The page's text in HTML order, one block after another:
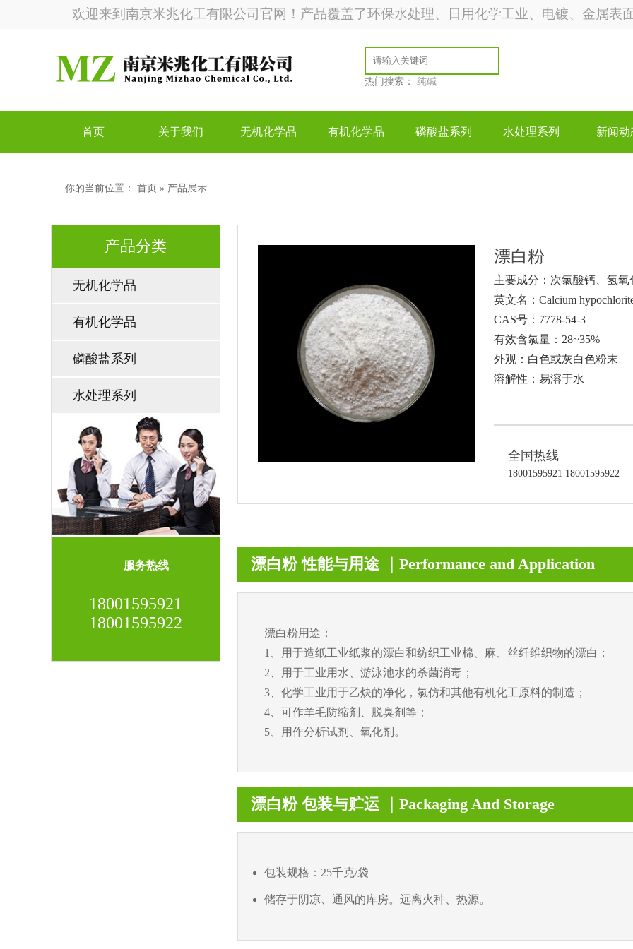
欢迎来到南京米兆化工有限公司官网！产品覆盖了环保水处理、日用化学工业、电镀、金属表
热门搜索： 纯碱
首页 关于我们 无机化学品 有机化学品 磷酸盐系列 水处理系列 新闻动
你的当前位置： 首页 » 产品展示
产品分类
无机化学品
有机化学品
磷酸盐系列
水处理系列
服务热线
18001595921
18001595922
漂白粉
主要成分：次氯酸钙、氢氧
英文名：Calcium
CAS号：7778-54-3
有效含氯量：28~35%
外观：白色或灰白色粉末
溶解性：易溶于水
全国热线
18001595921 18001595922
漂白粉 性能与用途 ｜Performance and Application
漂白粉用途：
1、用于造纸工业纸浆的漂白和纺织工业棉、麻、丝纤维织物的漂白；
2、用于工业用水、游泳池水的杀菌消毒；
3、化学工业用于乙炔的净化，氯仿和其他有机化工原料的制造；
4、可作羊毛防缩剂、脱臭剂等；
5、用作分析试剂、氧化剂。
漂白粉 包装与贮运 ｜Packaging And Storage
包装规格：25千克/袋
储存于阴凉、通风的库房。远离火种、热源。